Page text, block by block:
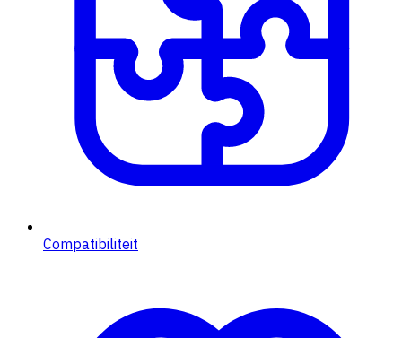
Compatibiliteit